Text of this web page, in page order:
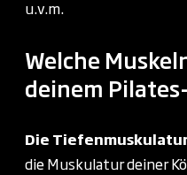
u.v.m.
Welche
deinem
Die
die Muskulatur deiner